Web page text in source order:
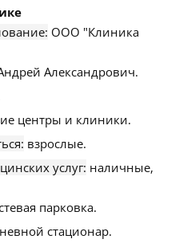
ООО "Клиника
Александрович.
центры и клиники.
взрослые.
услуг: наличные,
парковка.
стационар.